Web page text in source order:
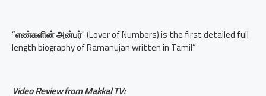
“எண்களின் அன்பர்" (Lover of Numbers) is the first detailed full
length biography of Ramanujan written in Tamil”
Video Review from Makkal TV: